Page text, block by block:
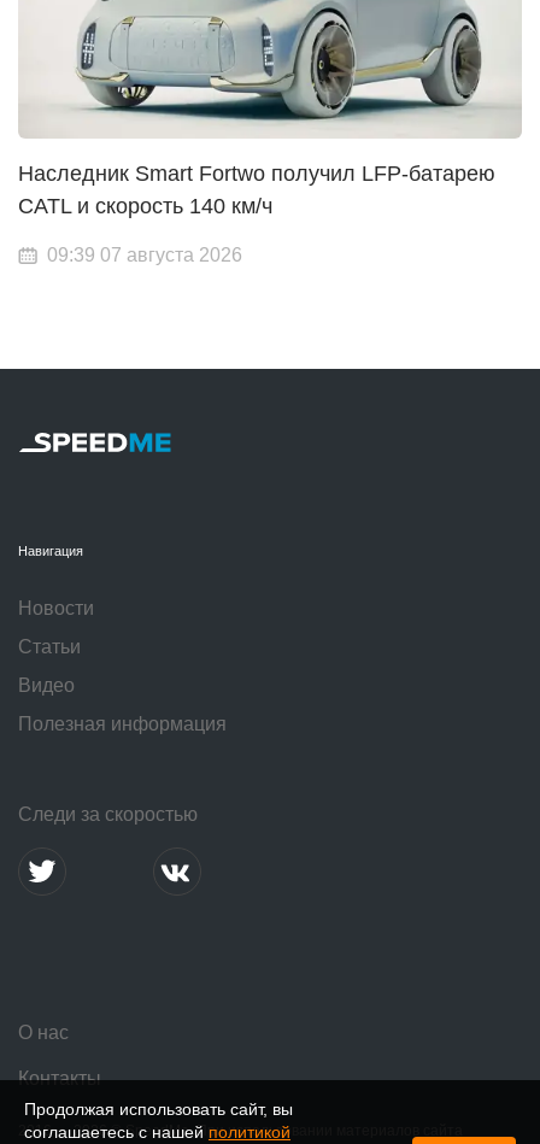
Наследник Smart Fortwo получил LFP-батарею
CATL и скорость 140 км/ч
09:39 07 августа 2026
Продолжая использовать сайт, вы
соглашаетесь с нашей политикой
Навигация
Новости
Статьи
Видео
Полезная информация
Следи за скоростью
О нас
Контакты
2016 — 2026 © SpeedMe. При использовании материалов сайта